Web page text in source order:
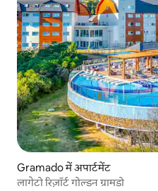
Gramado में अपार्टमेंट
लागेटो रिज़ॉर्ट गोल्डन ग्रामडो